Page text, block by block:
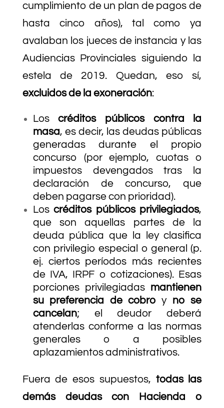
cumplimiento de un plan de pagos de
hasta cinco años), tal como ya
avalaban los jueces de instancia y las
Audiencias Provinciales siguiendo la
estela de 2019. Quedan, eso sí,
excluidos de la exoneración:
Loscréditos públicos contra la
masa, es decir, las deudas públicas
generadas durante el propio
concurso (por ejemplo, cuotas o
impuestos devengados tras la
declaración de concurso, que
deben pagarse con prioridad).
Loscréditos públicos privilegiados,
que son aquellas partes de la
deuda pública que la ley clasifica
con privilegio especial o general (p.
ej. ciertos períodos más recientes
de IVA, IRPF o cotizaciones). Esas
porciones privilegiadas mantienen
su preferencia de cobro y no se
cancelan; el deudor deberá
atenderlas conforme a las normas
generales o a posibles
aplazamientos administrativos.
Fuera de esos supuestos, todas las
demás deudas con Hacienda o